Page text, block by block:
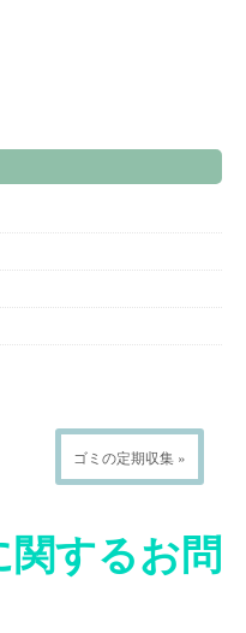
ゴミの定期収集 »
するお問